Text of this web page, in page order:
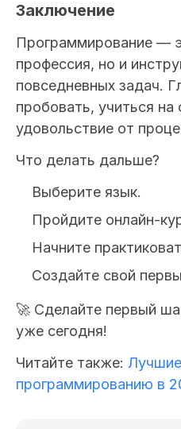
Заключение
Программирование —
профессия, но и
повседневных задач.
пробовать, учиться на
удовольствие от
Что делать дальше?
Выберите язык.
Пройдите онлайн-
Начните
Создайте свой
🚀 Сделайте первый
уже сегодня!
Читайте также:
программированию в